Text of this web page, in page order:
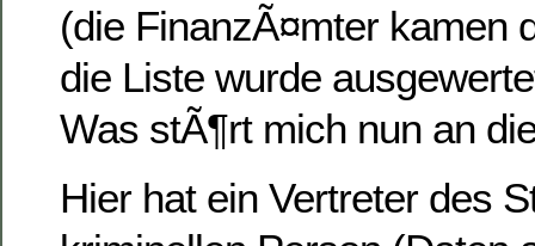
(die FinanzÃ¤mter kamen
die Liste wurde
Was stÃ¶rt mich nun an
Hier hat ein Vertreter des